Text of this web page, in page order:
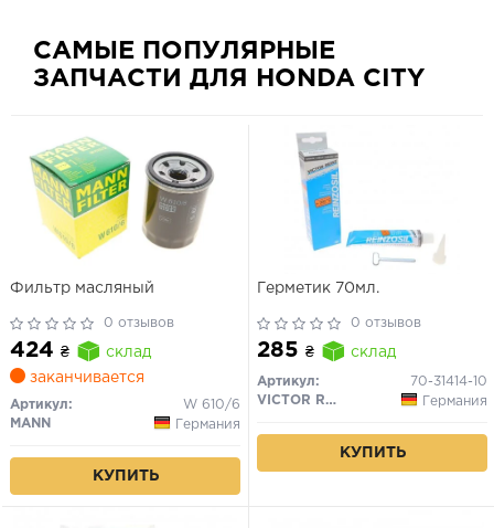
САМЫЕ ПОПУЛЯРНЫЕ
ЗАПЧАСТИ ДЛЯ HONDA CITY
Фильтр масляный
0 отзывов
424 ₴
склад
заканчивается
Артикул:
W 610/6
MANN
Германия
КУПИТЬ
Герметик 70мл.
0 отзывов
285 ₴ склад
Артикул:
70-31414-10
VICTOR REINZ
Германия
КУПИТЬ